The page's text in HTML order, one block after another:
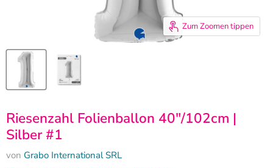
Zum Zoomen tippen
Riesenzahl Folienballon 40"/102cm |
Silber #1
von Grabo International SRL